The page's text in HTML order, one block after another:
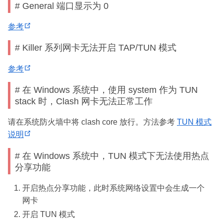
p
s
w
n
w
)
# General 端口显示为 0
参考
p
s
n
w
n
o
w
)
# Killer 系列网卡无法开启 TAP/TUN 模式
参考
p
e
n
e
w
i
n
d
# 在 Windows 系统中，使用 system 作为 TUN
stack 时，Clash 网卡无法正常工作
请在系统防火墙中将 clash core 放行。方法参考 TUN 模式
说明
p
e
n
s
n
# 在 Windows 系统中，TUN 模式下无法使用热点
分享功能
开启热点分享功能，此时系统网络设置中会生成一个
网卡
开启 TUN 模式